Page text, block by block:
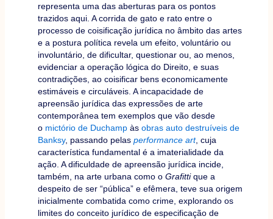
representa uma das aberturas para os pontos
trazidos aqui. A corrida de gato e rato entre o
processo de coisificação jurídica no âmbito das artes
e a postura política revela um efeito, voluntário ou
involuntário, de dificultar, questionar ou, ao menos,
evidenciar a operação lógica do Direito, e suas
contradições, ao coisificar bens economicamente
estimáveis e circuláveis. A incapacidade de
apreensão jurídica das expressões de arte
contemporânea tem exemplos que vão desde
o mictório de Duchampàs obras auto destruíveis de
Banksy, passando pelas performance art, cuja
característica fundamental é a imaterialidade da
ação. A dificuldade de apreensão jurídica incide,
também, na arte urbana como o Grafittique a
despeito de ser “pública” e efêmera, teve sua origem
inicialmente combatida como crime, explorando os
limites do conceito jurídico de especificação de